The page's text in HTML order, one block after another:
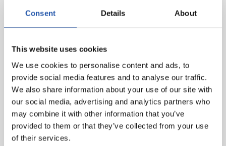
Consent Details About
This website uses cookies
We use cookies to personalise content and ads, to
provide social media features and to analyse our traffic.
We also share information about your use of our site with
our social media, advertising and analytics partners who
may combine it with other information that you’ve
provided to them or that they’ve collected from your use
of their services.
皇家社会: 鲁利，格罗萨贝尔 (奥德里奥索拉，67分钟)，埃鲁
斯通多 (卡纳莱斯，72分钟)，略伦特，德拉贝利亚，伊利亚
泽 (巴乌蒂斯塔，58分钟)
进球: 1-0: 切马，45分钟; 2-0: 莫拉莱斯点球，75分钟; 3-0: 巴
尔迪，89分钟
裁判: 吉尔曼萨诺。 黄牌: 切马，巴尔迪。第88分钟略伦特两
黄变一红被罚出场。